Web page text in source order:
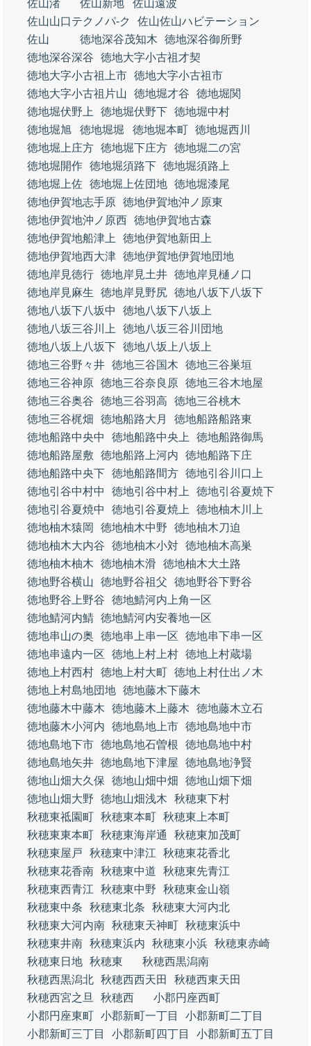
佐山渚
佐山新地
佐山遠波
佐山山口テクノパ‐ク
佐山佐山ハビテーション
佐山
徳地深谷茂知木
徳地深谷御所野
徳地深谷深谷
徳地大字小古祖才契
徳地大字小古祖上市 徳地大字小古祖市
徳地大字小古祖片山
徳地堀才谷
徳地堀関
徳地堀伏野上
徳地堀伏野下 徳地堀中村
徳地堀旭
徳地堀堀 徳地堀本町 徳地堀西川
徳地堀上庄方 徳地堀下庄方 徳地堀二の宮
徳地堀開作 徳地堀須路下 徳地堀須路上
徳地堀上佐 徳地堀上佐団地 徳地堀漆尾
徳地伊賀地志手原 徳地伊賀地沖ノ原東
徳地伊賀地沖ノ原西 徳地伊賀地古森
徳地伊賀地船津上
徳地伊賀地新田上
徳地伊賀地西大津 徳地伊賀地伊賀地団地
徳地岸見徳行 徳地岸見土井 徳地岸見樋ノ口
徳地岸見麻生
徳地岸見野尻 徳地八坂下八坂下
徳地八坂下八坂中
徳地八坂下八坂上
徳地八坂三谷川上
徳地八坂三谷川団地
徳地八坂上八坂下 徳地八坂上八坂上
徳地三谷野々井 徳地三谷国木
徳地三谷巣垣
徳地三谷神原 徳地三谷奈良原 徳地三谷木地屋
徳地三谷奥谷
徳地三谷羽高
徳地三谷桃木
徳地三谷梶畑
徳地船路大月
徳地船路船路東
徳地船路中央中
徳地船路中央上
徳地船路御馬
徳地船路屋敷
徳地船路上河内
徳地船路下庄
徳地船路中央下 徳地船路間方 徳地引谷川口上
徳地引谷中村中
徳地引谷中村上
徳地引谷夏焼下
徳地引谷夏焼中
徳地引谷夏焼上
徳地柚木川上
徳地柚木猿岡
徳地柚木中野
徳地柚木刀迫
徳地柚木大内谷
徳地柚木小対 徳地柚木高巣
徳地柚木柚木
徳地柚木滑 徳地柚木大土路
徳地野谷横山
徳地野谷祖父
徳地野谷下野谷
徳地野谷上野谷
徳地鯖河内上角一区
徳地鯖河内鯖 徳地鯖河内安養地一区
徳地串山の奥
徳地串上串一区
徳地串下串一区
徳地串遠内一区
徳地上村上村 徳地上村蔵場
徳地上村西村 徳地上村大町 徳地上村仕出ノ木
徳地上村島地団地 徳地藤木下藤木
徳地藤木中藤木
徳地藤木上藤木
徳地藤木立石
徳地藤木小河内
徳地島地上市 徳地島地中市
徳地島地下市 徳地島地石曽根
徳地島地中村
徳地島地矢井 徳地島地下津屋
徳地島地浄賢
徳地山畑大久保
徳地山畑中畑
徳地山畑下畑
徳地山畑大野
徳地山畑浅木
秋穂東下村
秋穂東祗園町 秋穂東本町 秋穂東上本町
秋穂東東本町 秋穂東海岸通
秋穂東加茂町
秋穂東屋戸
秋穂東中津江
秋穂東花香北
秋穂東花香南 秋穂東中道
秋穂東先青江
秋穂東西青江
秋穂東中野
秋穂東金山嶺
秋穂東中条
秋穂東北条
秋穂東大河内北
秋穂東大河内南 秋穂東天神町 秋穂東浜中
秋穂東井南 秋穂東浜内 秋穂東小浜 秋穂東赤崎
秋穂東日地 秋穂東
秋穂西黒潟南
秋穂西黒潟北 秋穂西西天田
秋穂西東天田
秋穂西宮之旦
秋穂西
小郡円座西町
小郡円座東町 小郡新町一丁目
小郡新町二丁目
小郡新町三丁目
小郡新町四丁目 小郡新町五丁目